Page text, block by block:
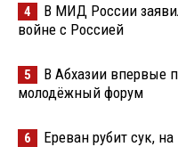
4
В МИД России
войне с Россией
5
В Абхазии впервые
молодёжный форум
6 Ереван рубит сук,